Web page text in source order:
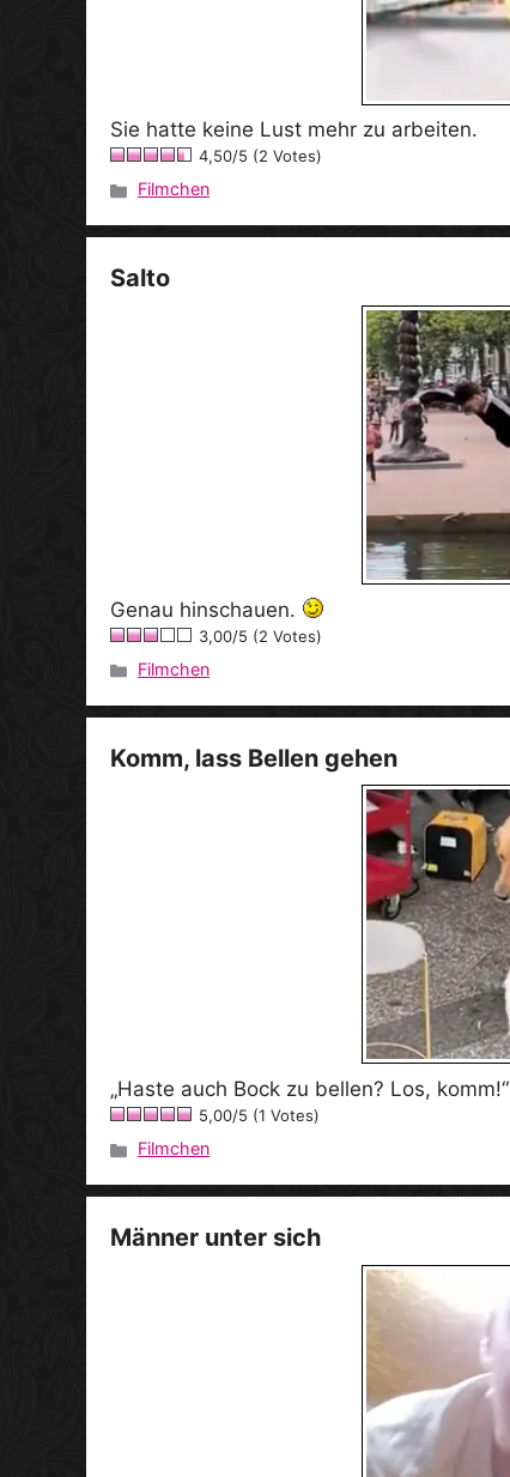
Sie hatte keine Lust mehr zu arbeiten.
4,50/5 (2 Votes)
Kategorien
Filmchen
Salto
Genau hinschauen.
3,00/5 (2 Votes)
Kategorien
Filmchen
Komm, lass Bellen gehen
„Haste auch Bock zu bellen? Los, komm!“
5,00/5 (1 Votes)
Kategorien
Filmchen
Männer unter sich